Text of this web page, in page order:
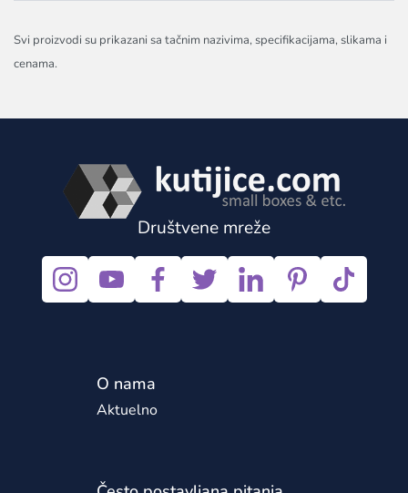
Svi proizvodi su prikazani sa tačnim nazivima, specifikacijama, slikama i
cenama.
Društvene mreže
O nama
Aktuelno